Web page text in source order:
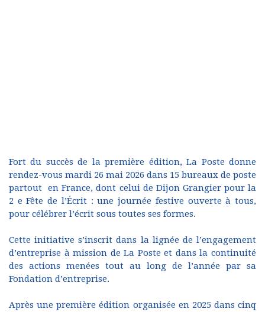
Fort du succès de la première édition, La Poste donne
rendez-vous mardi 26 mai 2026 dans 15 bureaux de poste
partout en France, dont celui de Dijon Grangier pour la
2 e Fête de l’Écrit : une journée festive ouverte à tous,
pour célébrer l’écrit sous toutes ses formes.
Cette initiative s’inscrit dans la lignée de l’engagement
d’entreprise à mission de La Poste et dans la continuité
des actions menées tout au long de l’année par sa
Fondation d’entreprise.
Après une première édition organisée en 2025 dans cinq